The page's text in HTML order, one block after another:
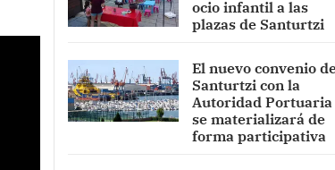
ocio infantil a las
plazas de Santurtzi
El nuevo convenio
Santurtzi con la
Autoridad Portuaria
se materializará de
forma participativa